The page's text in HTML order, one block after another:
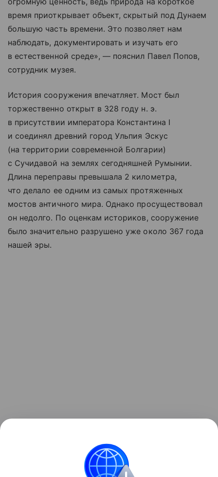
время приоткрывает объект, скрытый под Дунаем
большую часть времени. Это позволяет нам
наблюдать, документировать и изучать его
в естественной среде», — пояснил Павел Попов,
сотрудник музея.
История сооружения впечатляет. Мост был
торжественно открыт в 328 году н. э.
в присутствии императора Константина I
и соединял древний город Ульпия Эскус
(на территории современной Болгарии)
с Сучидавой на землях сегодняшней Румынии.
Длина переправы превышала 2 километра,
что делало ее одним из самых протяженных
мостов античного мира. Однако просуществовал
он недолго. По оценкам историков, сооружение
было значительно разрушено уже около 367 года
нашей эры.
Ранее рекордные засухиобнажили
немецких кораблей у берегов Сербии.